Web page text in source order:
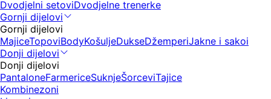
Dvodjelni setoviDvodjelne trenerke
Gornji dijelovi
Gornji dijelovi
MajiceTopoviBodyKošuljeDukseDžemperiJakne i sakoi
Donji dijelovi
Donji dijelovi
PantaloneFarmericeSuknjeŠorceviTajice
Kombinezoni